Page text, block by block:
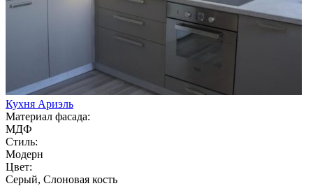
Кухня Ариэль
Материал фасада:
МДФ
Стиль:
Модерн
Цвет:
Серый, Слоновая кость